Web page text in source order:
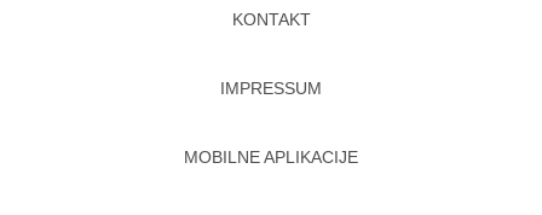
KONTAKT
IMPRESSUM
MOBILNE APLIKACIJE